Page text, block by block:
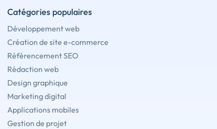
Catégories populaires
Développement web
Création de site e-commerce
Référencement SEO
Rédaction web
Design graphique
Marketing digital
Applications mobiles
Gestion de projet